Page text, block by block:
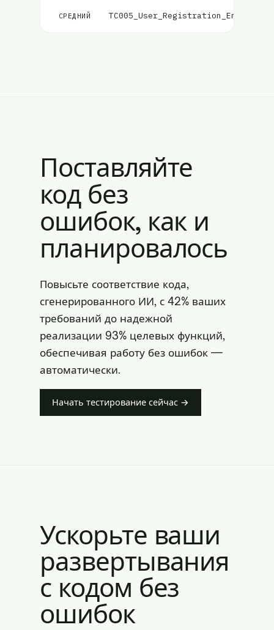
СРЕДНИЙ
Поставляйте
код без
ошибок, как и
планировалось
Повысьте соответствие кода,
сгенерированного ИИ, с 42% ваших
требований до надежной
реализации 93% целевых функций,
обеспечивая работу без ошибок —
автоматически.
Начать тестирование сейчас →
Ускорьте ваши
развертывания
с кодом без
ошибок